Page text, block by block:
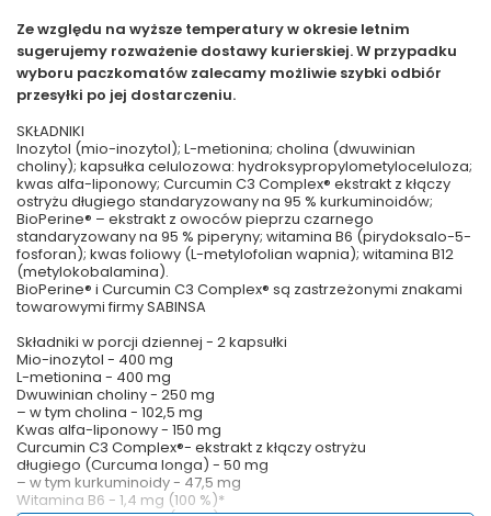
Ze względu na wyższe temperatury w okresie letnim
sugerujemy rozważenie dostawy kurierskiej. W przypadku
wyboru paczkomatów zalecamy możliwie szybki odbiór
przesyłki po jej dostarczeniu.
SKŁADNIKI
Inozytol (mio-inozytol); L-metionina; cholina (dwuwinian
choliny); kapsułka celulozowa: hydroksypropylometyloceluloza;
kwas alfa-liponowy; Curcumin C3 Complex® ekstrakt z kłączy
ostryżu długiego standaryzowany na 95 % kurkuminoidów;
BioPerine® – ekstrakt z owoców pieprzu czarnego
standaryzowany na 95 % piperyny; witamina B6 (pirydoksalo-5-
fosforan); kwas foliowy (L-metylofolian wapnia); witamina B12
(metylokobalamina).
BioPerine® i Curcumin C3 Complex® są zastrzeżonymi znakami
towarowymi firmy SABINSA
Składniki w porcji dziennej - 2 kapsułki
Mio-inozytol - 400 mg
L-metionina - 400 mg
Dwuwinian choliny - 250 mg
– w tym cholina - 102,5 mg
Kwas alfa-liponowy - 150 mg
Curcumin C3 Complex®- ekstrakt z kłączy ostryżu
długiego (Curcuma longa) - 50 mg
– w tym kurkuminoidy - 47,5 mg
Witamina B6 - 1,4 mg (100 %)*